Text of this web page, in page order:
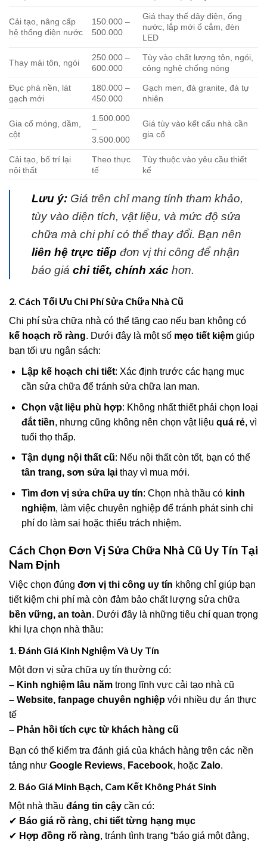
Cải tạo, nâng cấp
hệ thống điện nước
150.000 –
500.000
Giá thay thế dây điện, ống
nước, lắp mới ổ cắm, đèn
LED
Thay mái tôn, ngói
250.000 –
600.000
Tùy vào chất lượng tôn, ngói,
công nghệ chống nóng
Đục phá nền, lát
gạch mới
180.000 –
450.000
Gạch men, đá granite, đá tự
nhiên
Gia cố móng, dầm,
cột
1.500.000
–
3.500.000
Giá tùy vào kết cấu nhà cần
gia cố
Cải tạo, bố trí lại
nội thất
Theo thực
tế
Tùy thuộc vào yêu cầu thiết
kế
Lưu ý: Giá trên chỉ mang tính tham khảo,
tùy vào diện tích, vật liệu, và mức độ sửa
chữa mà chi phí có thể thay đổi. Bạn nên
liên hệ trực tiếp đơn vị thi công để nhận
báo giá chi tiết, chính xác hơn.
2. Cách Tối Ưu Chi Phí Sửa Chữa Nhà Cũ
Chi phí sửa chữa nhà có thể tăng cao nếu bạn không có
kế hoạch rõ ràng. Dưới đây là một số mẹo tiết kiệm giúp
bạn tối ưu ngân sách:
Lập kế hoạch chi tiết: Xác định trước các hạng mục
cần sửa chữa để tránh sửa chữa lan man.
Chọn vật liệu phù hợp: Không nhất thiết phải chọn loại
đắt tiền, nhưng cũng không nên chọn vật liệu quá rẻ, vì
tuổi thọ thấp.
Tận dụng nội thất cũ: Nếu nội thất còn tốt, bạn có thể
tân trang, sơn sửa lạithay vì mua mới.
Tìm đơn vị sửa chữa uy tín: Chọn nhà thầu có kinh
nghiệm, làm việc chuyên nghiệp để tránh phát sinh chi
phí do làm sai hoặc thiếu trách nhiệm.
Cách Chọn Đơn Vị Sửa Chữa Nhà Cũ Uy Tín Tại
Nam Định
Việc chọn đúng đơn vị thi công uy tín không chỉ giúp bạn
tiết kiệm chi phí mà còn đảm bảo chất lượng sửa chữa
bền vững, an toàn. Dưới đây là những tiêu chí quan trọng
khi lựa chọn nhà thầu:
1. Đánh Giá Kinh Nghiệm Và Uy Tín
Một đơn vị sửa chữa uy tín thường có:
– Kinh nghiệm lâu năm trong lĩnh vực cải tạo nhà cũ
– Website, fanpage chuyên nghiệp với nhiều dự án thực
tế
– Phản hồi tích cực từ khách hàng cũ
Bạn có thể kiểm tra đánh giá của khách hàng trên các nền
tảng như Google Reviews, Facebook, hoặc Zalo.
2. Báo Giá Minh Bạch, Cam Kết Không Phát Sinh
Một nhà thầu đáng tin cậy cần có:
✔ Báo giá rõ ràng, chi tiết từng hạng mục
✔ Hợp đồng rõ ràng, tránh tình trạng “báo giá một đằng,